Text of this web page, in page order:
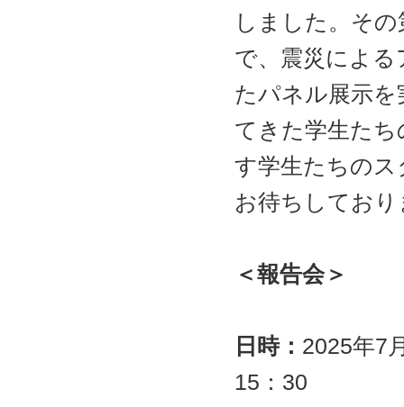
しました。そ
で、震災によ
たパネル展示
てきた学生た
す学生たちの
お待ちしており
＜報告会＞
日時： 2025年7
15：30